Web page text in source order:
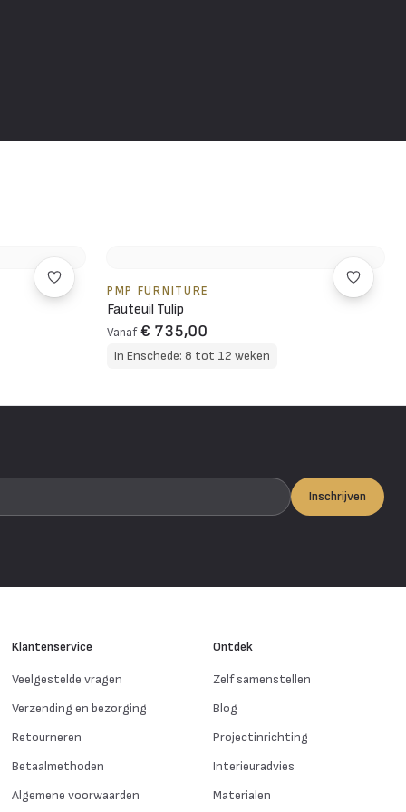
PMP FURNITURE
Fauteuil Tulip
Vanaf € 735,00
In Enschede: 8 tot 12 weken
Inschrijven
Klantenservice
Veelgestelde vragen
Verzending en bezorging
Retourneren
Betaalmethoden
Algemene voorwaarden
Ontdek
Zelf samenstellen
Blog
Projectinrichting
Interieuradvies
Materialen